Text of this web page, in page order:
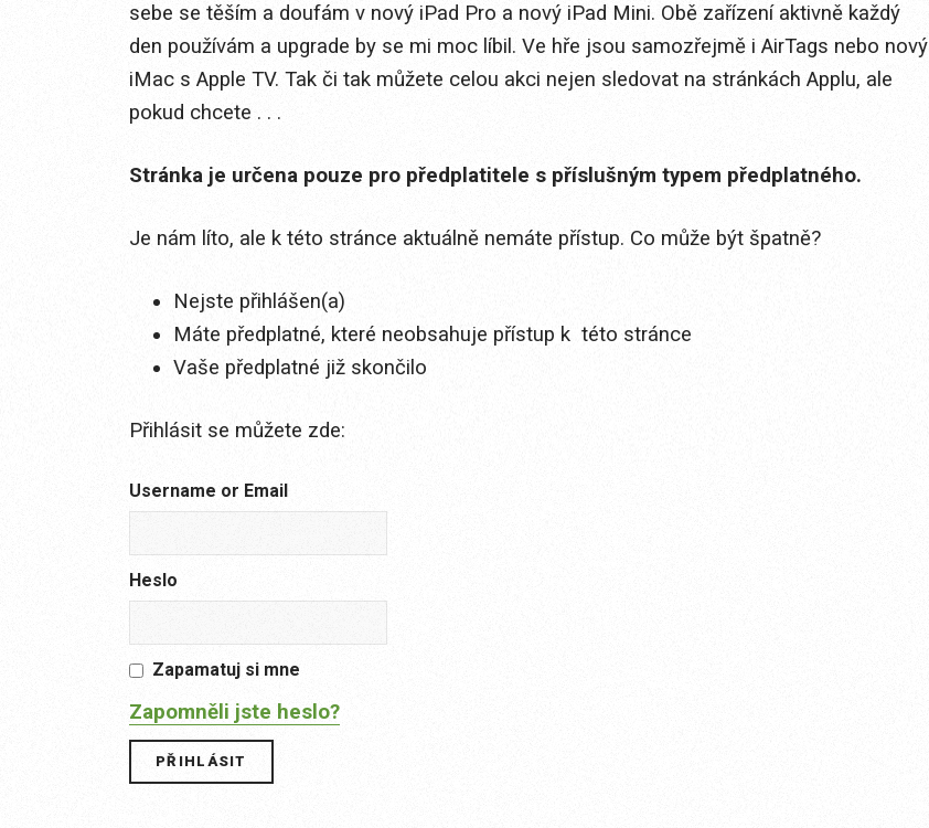
sebe se těším a doufám v nový iPad Pro a nový iPad Mini. Obě zařízení aktivně každý
den používám a upgrade by se mi moc líbil. Ve hře jsou samozřejmě i AirTags nebo nový
iMac s Apple TV. Tak či tak můžete celou akci nejen sledovat na stránkách Applu, ale
pokud chcete . . .
Stránka je určena pouze pro předplatitele s příslušným typem předplatného.
Je nám líto, ale k této stránce aktuálně nemáte přístup. Co může být špatně?
Nejste přihlášen(a)
Máte předplatné, které neobsahuje přístup k této stránce
Vaše předplatné již skončilo
Přihlásit se můžete zde:
Username or Email
Heslo
Zapamatuj si mne
Zapomněli jste heslo?